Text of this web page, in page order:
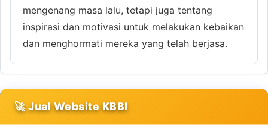
mengenang masa lalu, tetapi juga tentang
inspirasi dan motivasi untuk melakukan kebaikan
dan menghormati mereka yang telah berjasa.
🚀 Jual Website KBBI